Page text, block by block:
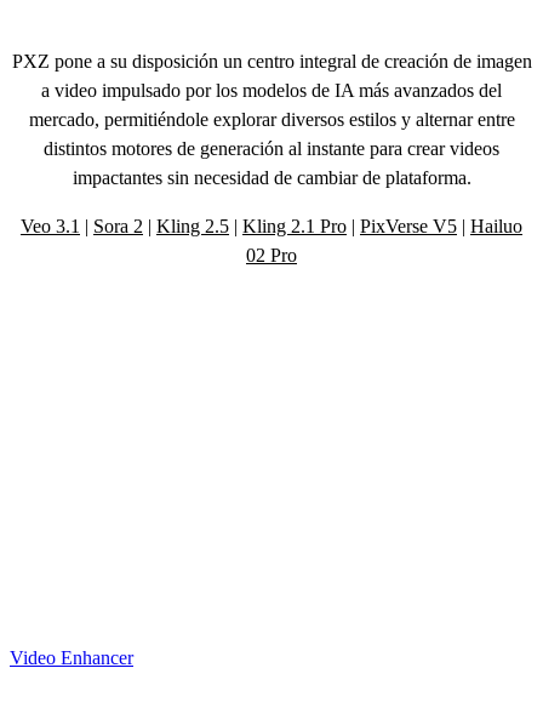
PXZ pone a su disposición un centro integral de creación de imagen
a video impulsado por los modelos de IA más avanzados del
mercado, permitiéndole explorar diversos estilos y alternar entre
distintos motores de generación al instante para crear videos
impactantes sin necesidad de cambiar de plataforma.
Veo 3.1 | Sora 2 | Kling 2.5 | Kling 2.1 Pro | PixVerse V5 | Hailuo
02 Pro
Video Enhancer